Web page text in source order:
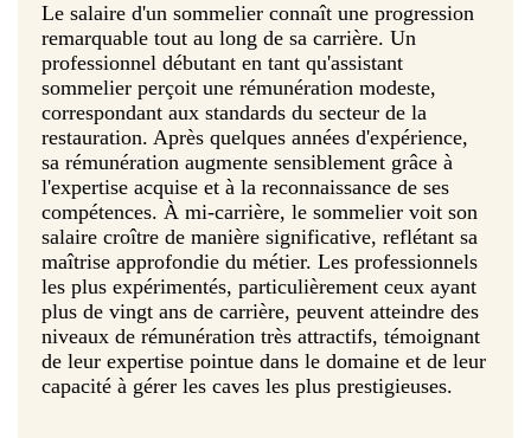
Le salaire d'un sommelier connaît une progression
remarquable tout au long de sa carrière. Un
professionnel débutant en tant qu'assistant
sommelier perçoit une rémunération modeste,
correspondant aux standards du secteur de la
restauration. Après quelques années d'expérience,
sa rémunération augmente sensiblement grâce à
l'expertise acquise et à la reconnaissance de ses
compétences. À mi-carrière, le sommelier voit son
salaire croître de manière significative, reflétant sa
maîtrise approfondie du métier. Les professionnels
les plus expérimentés, particulièrement ceux ayant
plus de vingt ans de carrière, peuvent atteindre des
niveaux de rémunération très attractifs, témoignant
de leur expertise pointue dans le domaine et de leur
capacité à gérer les caves les plus prestigieuses.